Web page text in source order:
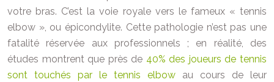
votre bras. C’est la voie royale vers le fameux « tennis
elbow », ou épicondylite. Cette pathologie n’est pas une
fatalité réservée aux professionnels ; en réalité, des
études montrent que près de 40% des joueurs de tennis
sont touchés par le tennis elbow au cours de leur